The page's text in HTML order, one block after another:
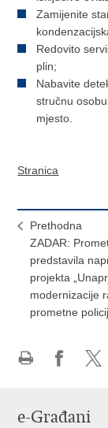
Zamijenite
Redovito
plin;
Nabavite
stručnu
mjesto.
Stranica
Prethodna
ZADAR:
predstavila
projekta
modernizacije
prometne
Facebooku
X-
e-Građani